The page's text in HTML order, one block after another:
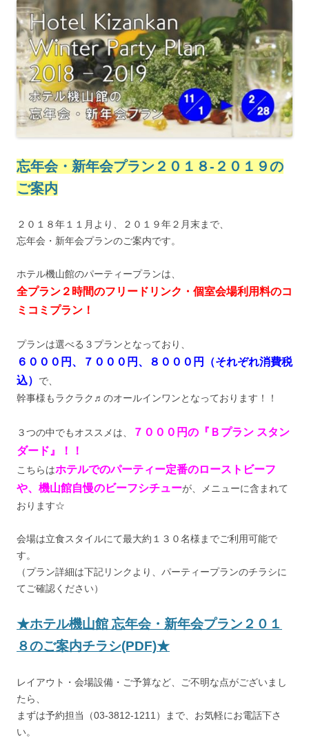
忘年会・新年会プラン２０１８-２０１９の
ご案内
２０１８年１１月より、２０１９年２月末まで、
忘年会・新年会プランのご案内です。
ホテル機山館のパーティープランは、
全プラン２時間のフリードリンク・個室会場利用料のコ
ミコミプラン！
プランは選べる３プランとなっており、
６０００円、７０００円、８０００円（それぞれ消費税
込） で、
幹事様もラクラク♬のオールインワンとなっております！！
３つの中でもオススメは、
７０００円の『Ｂプラン スタン
ダード』！！
こちらはホテルでのパーティー定番のローストビーフ
や、機山館自慢のビーフシチューが、メニューに含まれて
おります☆
会場は立食スタイルにて最大約１３０名様までご利用可能で
す。
（プラン詳細は下記リンクより、パーティープランのチラシに
てご確認ください）
★ホテル機山館 忘年会・新年会プラン２０１
８のご案内チラシ(PDF)★
レイアウト・会場設備・ご予算など、ご不明な点がございまし
たら、
まずは予約担当（03-3812-1211）まで、お気軽にお電話下さ
い。